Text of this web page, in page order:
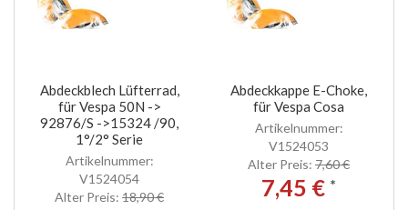
Abdeckblech Lüfterrad,
für Vespa 50N ->
92876/S ->15324 /90,
1°/2° Serie
Artikelnummer:
V1524054
Alter Preis: 18,90 €
Abdeckkappe E-Choke,
für Vespa Cosa
Artikelnummer:
V1524053
Alter Preis: 7,60 €
7,45 € *